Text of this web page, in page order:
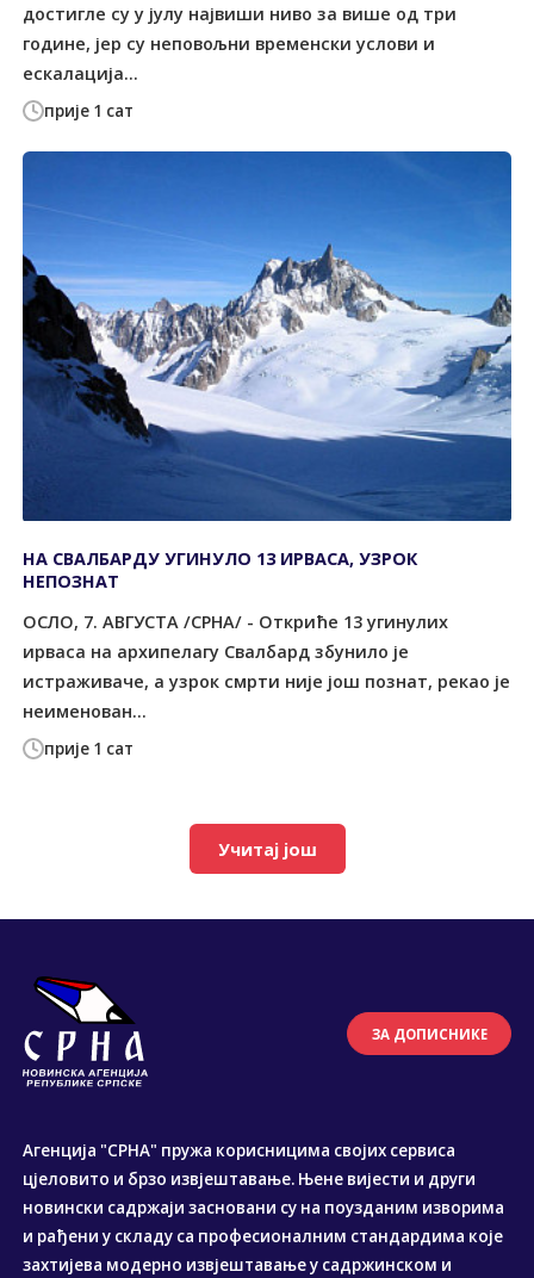
прије 1 сат
достигле су у јулу највиши ниво за више од три
године, јер су неповољни временски услови и
ескалација...
прије 1 сат
НА СВАЛБАРДУ УГИНУЛО 13 ИРВАСА, УЗРОК
НЕПОЗНАТ
ОСЛО, 7. АВГУСТА /СРНА/ - Откриће 13 угинулих
ирваса на архипелагу Свалбард збунило је
истраживаче, а узрок смрти није још познат, рекао је
неименован...
Учитај још
ЗА ДОПИСНИКЕ
Агенција "СРНА" пружа корисницима својих сервиса
цјеловито и брзо извјештавање. Њене вијести и други
новински садржаји засновани су на поузданим изворима
и рађени у складу са професионалним стандардима које
захтијева модерно извјештавање у садржинском и